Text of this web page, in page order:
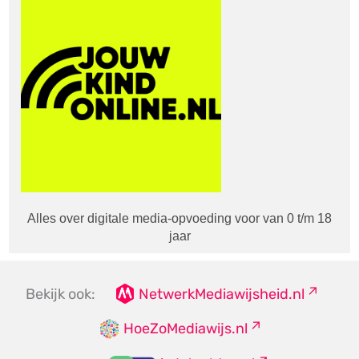
Alles over digitale media-opvoeding voor van 0 t/m 18
jaar
Bekijk ook:
NetwerkMediawijsheid.nl
HoeZoMediawijs.nl